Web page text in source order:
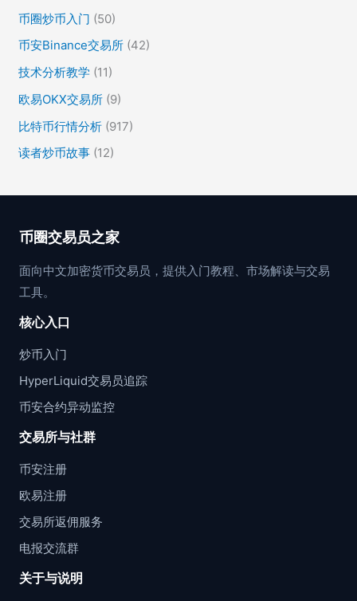
币圈炒币入门 (50)
币安Binance交易所 (42)
技术分析教学 (11)
欧易OKX交易所 (9)
比特币行情分析 (917)
读者炒币故事 (12)
币圈交易员之家
面向中文加密货币交易员，提供入门教程、市场解读与交易
工具。
核心入口
炒币入门
HyperLiquid交易员追踪
币安合约异动监控
交易所与社群
币安注册
欧易注册
交易所返佣服务
电报交流群
关于与说明